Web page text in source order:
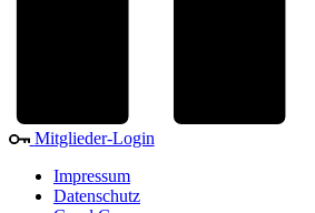
Mitglieder-Login
Impressum
Datenschutz